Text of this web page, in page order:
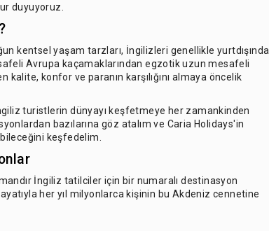
duyuyoruz.
kentsel yaşam tarzları, İngilizleri genellikle yurtdışında
Avrupa kaçamaklarından egzotik uzun mesafeli
konfor ve paranın karşılığını almaya öncelik
turistlerin dünyayı keşfetmeye her zamankinden
bazılarına göz atalım ve Caria Holidays'in
keşfedelim.
İngiliz tatilciler için bir numaralı destinasyon
her yıl milyonlarca kişinin bu Akdeniz cennetine